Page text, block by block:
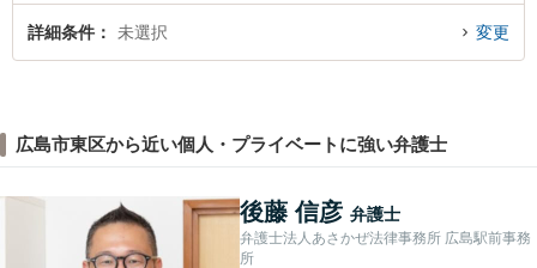
詳細条件 未選択 変更
広島市東区から近い個人・プライベートに強い弁護士
後藤 信彦 弁護士
弁護士法人あさかぜ法律事務所 広島駅前事務
所